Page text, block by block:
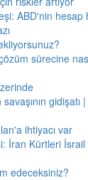
ABD'nin hesap
sürecine
gidişatı
ihtiyacı var
İran Kürtleri
edeceksiniz?